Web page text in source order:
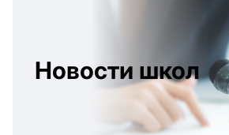
Новости школ